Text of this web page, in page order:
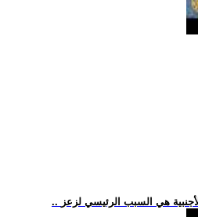
هي السبب الرئيسي لزعز